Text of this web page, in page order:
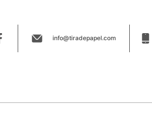
info@tiradepapel.com